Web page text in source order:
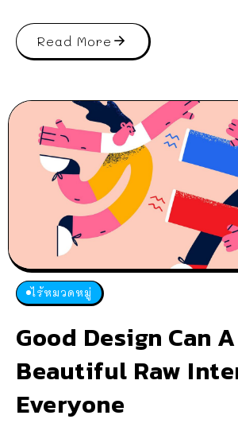
Read More
ไร้หมวดหมู่
Good Design Can A
Beautiful Raw
Everyone